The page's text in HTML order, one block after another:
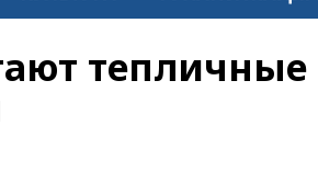
тепличные